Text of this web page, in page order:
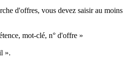
d'offres, vous devez saisir au moins
mot-clé, n° d'offre »
».